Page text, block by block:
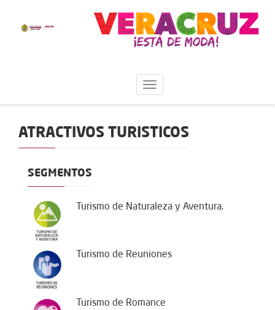
ATRACTIVOS TURISTICOS
SEGMENTOS
Turismo de Naturaleza y Aventura.
Turismo de Reuniones
Turismo de Romance